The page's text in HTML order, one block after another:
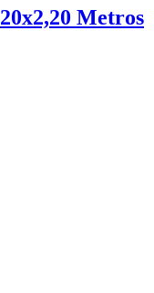
Metros